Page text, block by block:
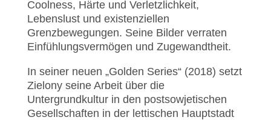
Coolness, Härte und Verletzlichkeit,
Lebenslust und existenziellen
Grenzbewegungen. Seine Bilder verraten
Einfühlungsvermögen und Zugewandtheit.
In seiner neuen „Golden Series“ (2018) setzt
Zielony seine Arbeit über die
Untergrundkultur in den postsowjetischen
Gesellschaften in der lettischen Hauptstadt